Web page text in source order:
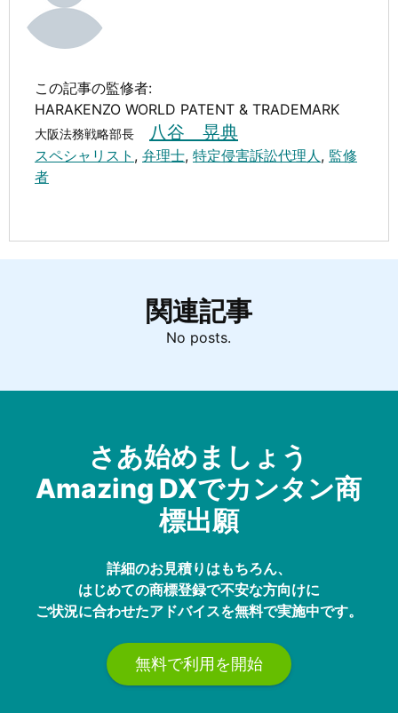
この記事の監修者:
HARAKENZO WORLD PATENT & TRADEMARK
大阪法務戦略部長 八谷 晃典
スペシャリスト , 弁理士, 特定侵害訴訟代理人, 監修
者
関連記事
No posts.
さあ始めましょう
Amazing DXでカンタン商
標出願
詳細のお見積りはもちろん、
はじめての商標登録で不安な方向けに
ご状況に合わせたアドバイスを無料で実施中です。
無料で利用を開始